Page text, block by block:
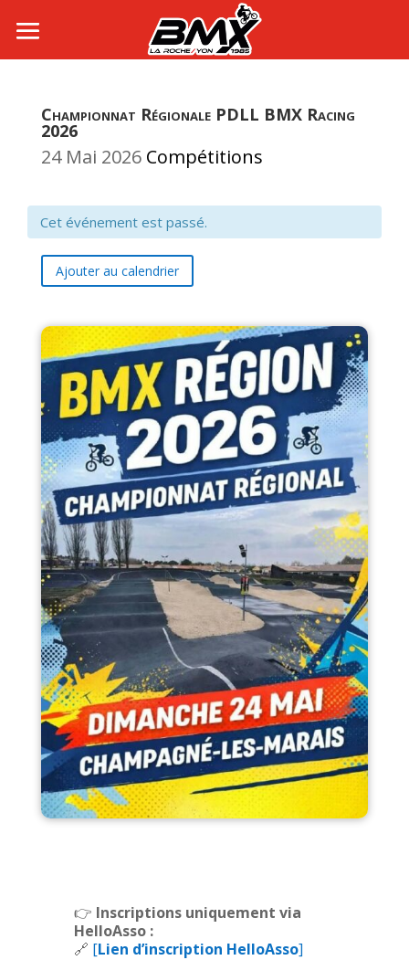
Championnat Régionale PDLL BMX Racing
2026
24 Mai 2026 Compétitions
Cet événement est passé.
Ajouter au calendrier
👉 Inscriptions uniquement via
HelloAsso :
🔗 [Lien d’inscription HelloAsso]